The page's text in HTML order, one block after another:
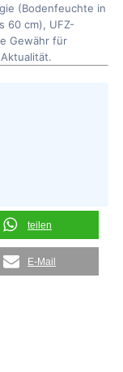
(Bodenfeuchte in
60 cm), UFZ-
Gewähr für
teilen
E-Mail